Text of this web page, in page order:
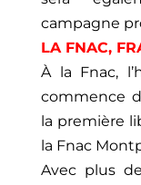
campagne
LA FNAC,
À la Fnac,
commence
la première
la Fnac
Avec plus